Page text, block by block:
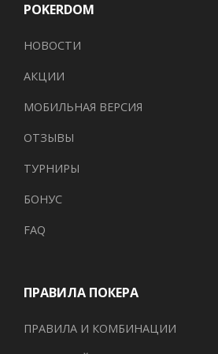
POKERDOM
НОВОСТИ
АКЦИИ
МОБИЛЬНАЯ ВЕРСИЯ
ОТЗЫВЫ
ТУРНИРЫ
БОНУС
FAQ
ПРАВИЛА ПОКЕРА
ПРАВИЛА И КОМБИНАЦИИ